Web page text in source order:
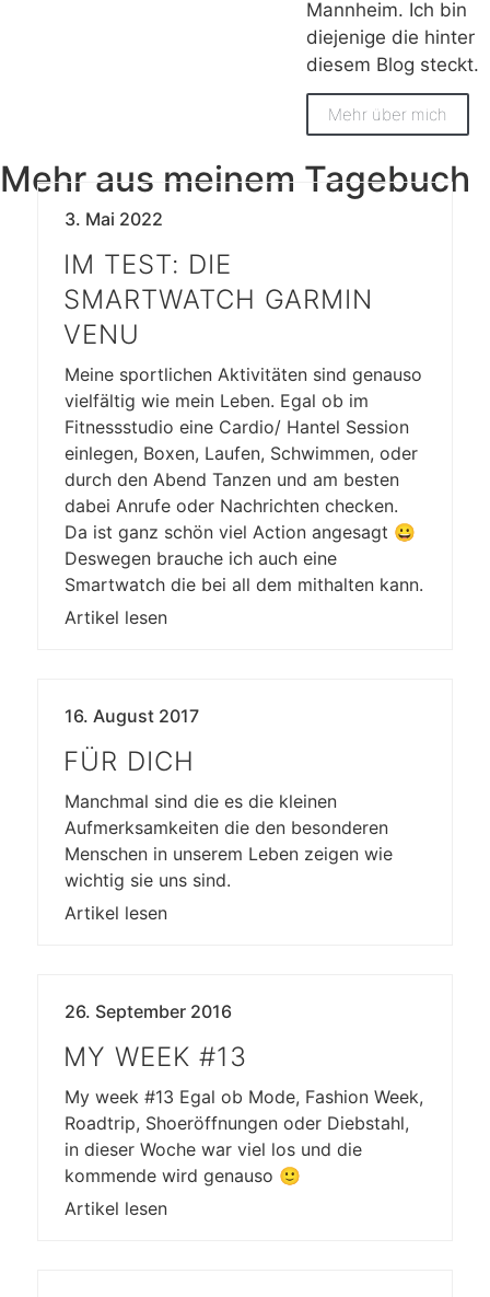
Mannheim. Ich bin
diejenige die hinter
diesem Blog steckt.
Mehr über mich
Mehr aus meinem Tagebuch
3. Mai 2022
IM TEST: DIE
SMARTWATCH GARMIN
VENU
Meine sportlichen Aktivitäten sind genauso
vielfältig wie mein Leben. Egal ob im
Fitnessstudio eine Cardio/ Hantel Session
einlegen, Boxen, Laufen, Schwimmen, oder
durch den Abend Tanzen und am besten
dabei Anrufe oder Nachrichten checken.
Da ist ganz schön viel Action angesagt 😀
Deswegen brauche ich auch eine
Smartwatch die bei all dem mithalten kann.
Artikel lesen
16. August 2017
FÜR DICH
Manchmal sind die es die kleinen
Aufmerksamkeiten die den besonderen
Menschen in unserem Leben zeigen wie
wichtig sie uns sind.
Artikel lesen
26. September 2016
MY WEEK #13
My week #13 Egal ob Mode, Fashion Week,
Roadtrip, Shoeröffnungen oder Diebstahl,
in dieser Woche war viel los und die
kommende wird genauso 🙂
Artikel lesen